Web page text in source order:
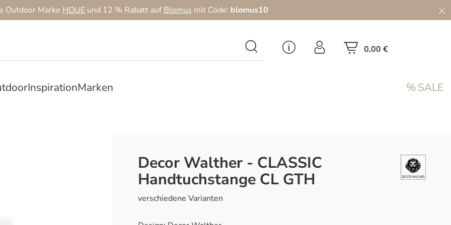
Outdoor Marke HOUEund 12 % Rabatt aufBlomus mit Code: blomus10
0,00 €
InspirationMarken SALE
Decor Walther - CLASSIC
Handtuchstange CL GTH
verschiedene Varianten